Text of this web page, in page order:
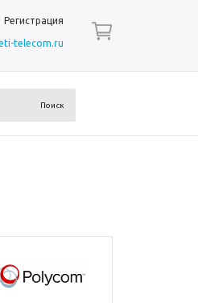
Регистрация
telecom.ru